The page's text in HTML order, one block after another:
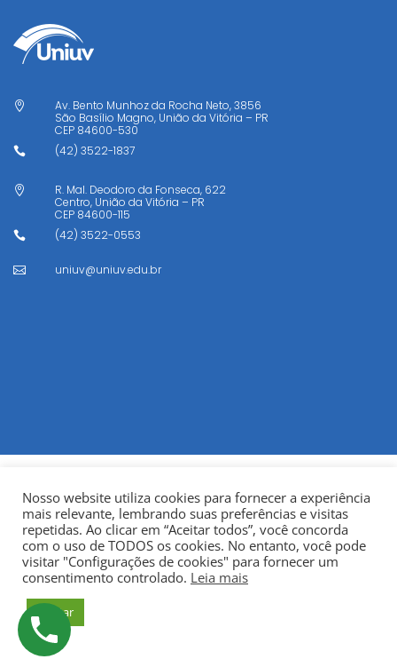

Av. Bento Munhoz da Rocha Neto, 3856
São Basílio Magno, União da Vitória – PR
CEP 84600-530
 (42) 3522-1837

R. Mal. Deodoro da Fonseca, 622
Centro, União da Vitória – PR
CEP 84600-115
 (42) 3522-0553
 uniuv@uniuv.edu.br
© Copyright 2022Fundação Municipal Centro Universitário
da Cidade de União da Vitória – UNIUV
Nosso website utiliza cookies para fornecer a experiência
mais relevante, lembrando suas preferências e visitas
repetidas. Ao clicar em “Aceitar todos”, você concorda
com o uso de TODOS os cookies. No entanto, você pode
visitar "Configurações de cookies" para fornecer um
consentimento controlado. Leia mais
Aceitar